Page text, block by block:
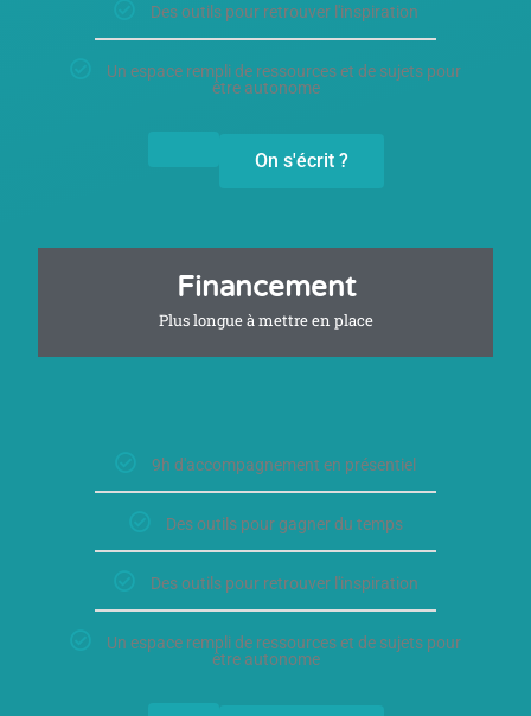
Des outils pour retrouver l'inspiration
Un espace rempli de ressources et de sujets pour
être autonome
On s'écrit ?
Financement
Plus longue à mettre en place
9h d'accompagnement en présentiel
Des outils pour gagner du temps
Des outils pour retrouver l'inspiration
Un espace rempli de ressources et de sujets pour
être autonome